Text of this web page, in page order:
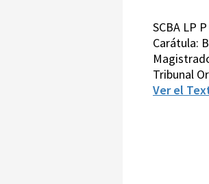
SCBA LP
Carátula:
Tribunal
Ver el